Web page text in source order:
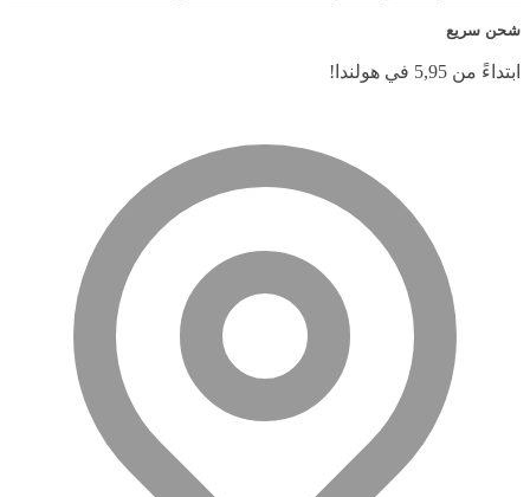
شحن سريع
ابتداءً من 5,95 في هولندا!